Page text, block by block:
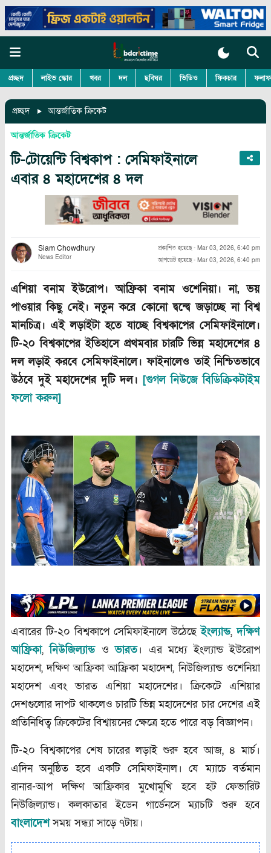
প্রচ্ছদ লাইভ স্কোর খবর দল ছবিঘর ভিডিও ফিকচার
প্রচ্ছদ আন্তর্জাতিক ক্রিকেট
আন্তর্জাতিক ক্রিকেট
টি-টোয়েন্টি বিশ্বকাপ : সেমিফাইনালে
এবার ৪ মহাদেশের ৪ দল
Siam Chowdhury
News Editor
প্রকাশিত হয়েছে- Mar 03, 2026, 6:40 pm
আপডেট হয়েছে- Mar 03, 2026, 6:40 pm
এশিয়া বনাম ইউরোপ। আফ্রিকা বনাম ওশেনিয়া। না, ভয়
পাওয়ার কিছু নেই। নতুন করে কোনো দ্বন্দ্বে জড়াচ্ছে না বিশ্ব
মানচিত্র। এই লড়াইটা হতে যাচ্ছে বিশ্বকাপের সেমিফাইনালে।
টি-২০ বিশ্বকাপের ইতিহাসে প্রথমবার চারটি ভিন্ন মহাদেশের ৪
দল লড়াই করবে সেমিফাইনালে। ফাইনালেও তাই নিশ্চিতভাবে
উঠবে দুই মহাদেশের দুটি দল। [গুগল নিউজে বিডিক্রিকটাইম
ফলো করুন]
এবারের টি-২০ বিশ্বকাপে সেমিফাইনালে উঠেছেইংল্যান্ড,দক্ষিণ
আফ্রিকা,নিউজিল্যান্ডওভারত। এর মধ্যে ইংল্যান্ড ইউরোপ
মহাদেশ, দক্ষিণ আফ্রিকা আফ্রিকা মহাদেশ, নিউজিল্যান্ড ওশেনিয়া
মহাদেশ এবং ভারত এশিয়া মহাদেশের। ক্রিকেটে এশিয়ার
দেশগুলোর দাপট থাকলেও চারটি ভিন্ন মহাদেশের চার দেশের এই
প্রতিনিধিত্ব ক্রিকেটের বিশ্বায়নের ক্ষেত্রে হতে পারে বড় বিজ্ঞাপন।
টি-২০ বিশ্বকাপের শেষ চারের লড়াই শুরু হবে আজ, ৪ মার্চ।
এদিন অনুষ্ঠিত হবে একটি সেমিফাইনাল। যে ম্যাচে বর্তমান
রানার-আপ দক্ষিণ আফ্রিকার মুখোমুখি হবে হট
ফেভারিট
নিউজিল্যান্ড।
কলকাতার ইডেন গার্ডেনসে ম্যাচটি শুরু
হবে
বাংলাদেশ সময় সন্ধ্যা সাড়ে ৭টায়।